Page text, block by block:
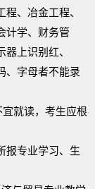
、冶金工程、
计学、财务管
上识别红、
、字母者不能录
就读，考生应根
报专业学习、生